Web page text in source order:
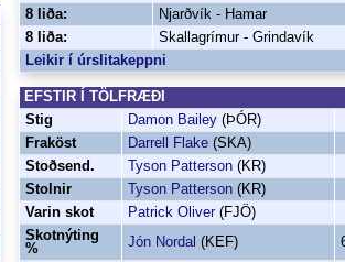
8 liða:
Njarðvík - Hamar
8 liða:
Skallagrímur - Grindavík
Leikir í úrslitakeppni
EFSTIR Í TÖLFRÆÐI
Stig
Damon Bailey (ÞÓR)
Fraköst
Darrell Flake (SKA)
Stoðsend.
Tyson Patterson (KR)
Stolnir
Tyson Patterson (KR)
Varin skot
Patrick Oliver(FJÖ)
Skotnýting
%
Jón Nordal (KEF)